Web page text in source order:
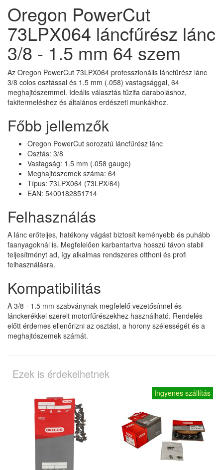
Oregon PowerCut
73LPX064 láncfűrész lánc
3/8 - 1.5 mm 64 szem
Az Oregon PowerCut 73LPX064 professzionális láncfűrész lánc
3/8 colos osztással és 1.5 mm (.058) vastagsággal, 64
meghajtószemmel. Ideális választás tűzifa daraboláshoz,
fakitermeléshez és általános erdészeti munkákhoz.
Főbb jellemzők
Oregon PowerCut sorozatú láncfűrész lánc
Osztás: 3/8
Vastagság: 1.5 mm (.058 gauge)
Meghajtószemek száma: 64
Típus: 73LPX064 (73LPX/64)
EAN: 5400182851714
Felhasználás
A lánc erőteljes, hatékony vágást biztosít keményebb és puhább
faanyagoknál is. Megfelelően karbantartva hosszú távon stabil
teljesítményt ad, így alkalmas rendszeres otthoni és profi
felhasználásra.
Kompatibilitás
A 3/8 - 1.5 mm szabványnak megfelelő vezetősínnel és
lánckerékkel szerelt motorfűrészekhez használható. Rendelés
előtt érdemes ellenőrizni az osztást, a horony szélességét és a
meghajtószemek számát.
Ezek is érdekelhetnek
Ingyenes szállítás